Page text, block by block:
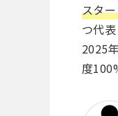
スタ
つ代
2025
度